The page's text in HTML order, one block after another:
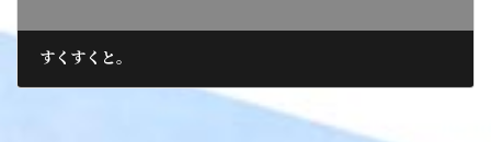
すくすくと。
2020年6月6日